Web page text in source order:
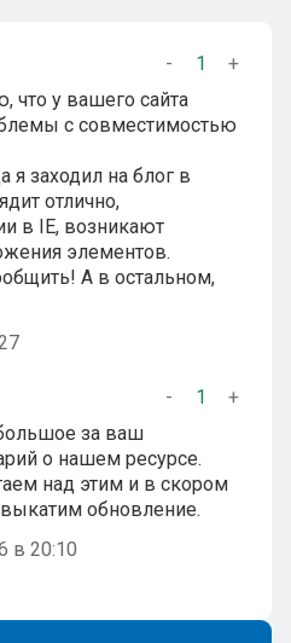
- 1
+
что у вашего сайта
с совместимостью
я заходил на блог в
отлично,
в IE, возникают
элементов.
А в остальном,
- 1
+
за ваш
о нашем ресурсе.
над этим и в скором
обновление.
в 20:10